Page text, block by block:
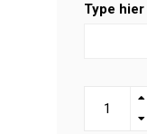
Type